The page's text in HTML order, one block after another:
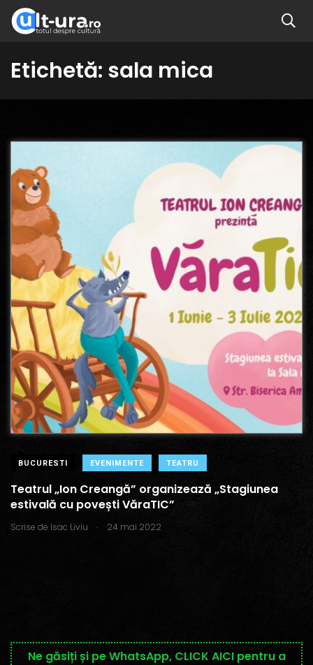
Etichetă: sala mica
BUCURESTI EVENIMENTE TEATRU
Teatrul „Ion Creangă” organizează „Stagiunea
estivală cu povești VăraTIC”
Scrise de Isac Liviu . 24 mai 2022
Ne găsiți și pe WhatsApp, CLICK AICI pentru a